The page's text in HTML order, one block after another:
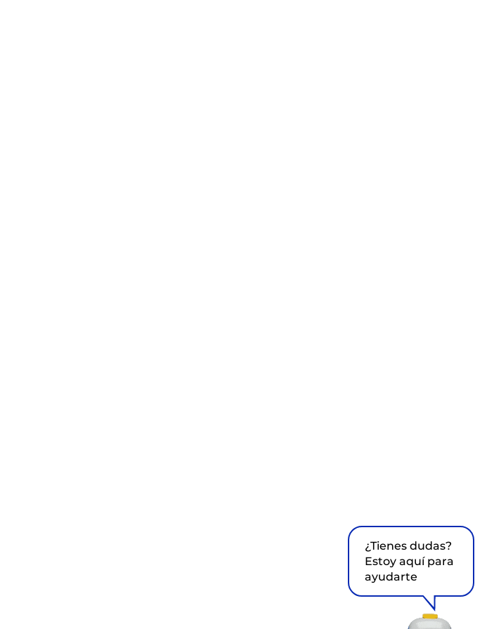
¿Tienes dudas?
Estoy aquí para
ayudarte